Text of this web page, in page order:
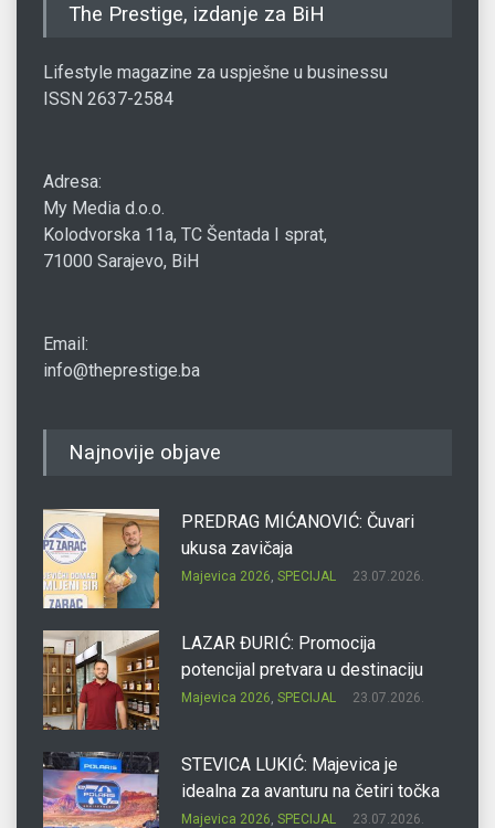
The Prestige, izdanje za BiH
Lifestyle magazine za uspješne u businessu
ISSN 2637-2584
Adresa:
My Media d.o.o.
Kolodvorska 11a, TC Šentada I sprat,
71000 Sarajevo, BiH
Email:
info@theprestige.ba
Najnovije objave
PREDRAG MIĆANOVIĆ: Čuvari
ukusa zavičaja
Majevica 2026, SPECIJAL 23.07.2026.
LAZAR ĐURIĆ: Promocija
potencijal pretvara u destinaciju
Majevica 2026, SPECIJAL 23.07.2026.
STEVICA LUKIĆ: Majevica je
idealna za avanturu na četiri točka
Majevica 2026, SPECIJAL 23.07.2026.